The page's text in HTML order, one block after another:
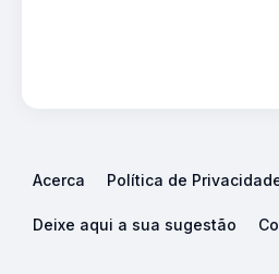
Acerca Política de
Deixe aqui a sua sugestão